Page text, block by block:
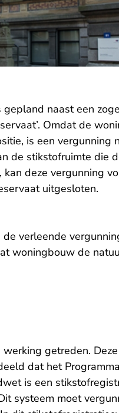
naast een
Omdat de
is een vergunning
de stikstofruimte die
deze vergunning
uitgesloten.
verleende
woningbouw de
getreden.
dat het
is een
systeem moet